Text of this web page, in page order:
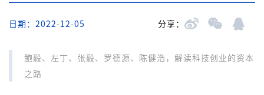
日期：2022-12-05 分享：
鲍毅、左丁、张毅、罗德源、陈健浩，解读科技创业的资本
之路